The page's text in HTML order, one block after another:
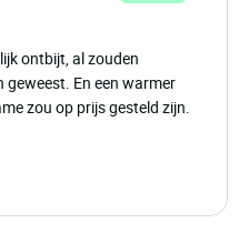
ontbijt, al zouden
En een warmer
zou op prijs gesteld zijn.